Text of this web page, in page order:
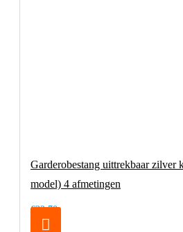
Garderobestang uittrekbaar zilver
model) 4 afmetingen
€32,70